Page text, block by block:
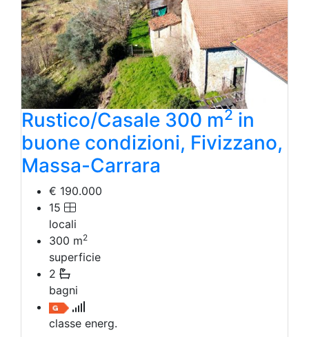
Rustico/Casale 300 m2 in
buone condizioni, Fivizzano,
Massa-Carrara
€ 190.000
15
locali
300 m2
superficie
2
bagni
classe energ.